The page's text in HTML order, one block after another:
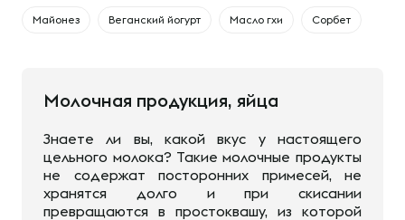
Майонез Веганский йогурт Масло гхи Сорбет
Молочная продукция, яйца
Знаете ли вы, какой вкус у настоящего
цельного молока? Такие молочные продукты
не содержат посторонних примесей, не
хранятся долго и при скисании
превращаются в простоквашу, из которой